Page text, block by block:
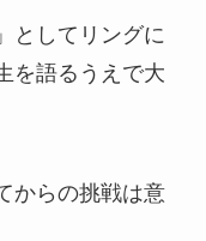
としてリングに
を語るうえで大
からの挑戦は意